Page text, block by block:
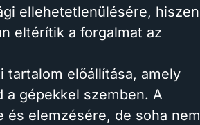
ellehetetlenülésére, hiszen
eltérítik a forgalmat az
tartalom előállítása, amely
a gépekkel szemben. A
elemzésére, de soha nem